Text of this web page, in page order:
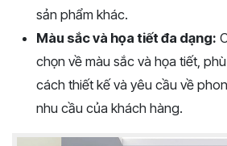
sản phẩm khác.
Màu sắc và họa tiết đa dạng:
chọn về màu sắc và họa tiết,
cách thiết kế và yêu cầu về
nhu cầu của khách hàng.